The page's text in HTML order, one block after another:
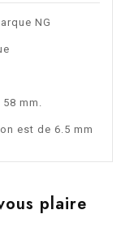
NG
mm.
est de 6.5 mm
plaire